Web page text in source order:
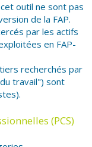
outil ne sont pas
de la FAP.
par les actifs
en FAP-
recherchés par
travail") sont
(PCS)